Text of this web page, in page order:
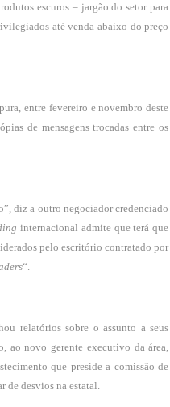
escuros – jargão do setor para
até venda abaixo do preço
entre fevereiro e novembro deste
de mensagens trocadas entre os
diz a outro negociador credenciado
internacional admite que terá que
pelo escritório contratado por
“.
relatórios sobre o assunto a seus
ao novo gerente executivo da área,
que preside a comissão de
de desvios na estatal.